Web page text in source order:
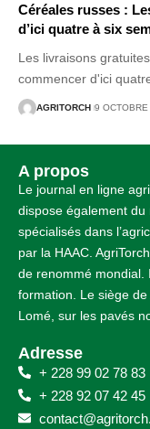
Céréales russes :
d’ici quatre à six
Les livraisons
commencer d'ici
AGRITORCH 9
A propos
Le journal en ligne
dispose également
spécialisés dans
par la HAAC.
de renommé mondial.
formation. Le siège
Lomé, sur les pavés
Adresse
+ 228 99 02 78 83
+ 228 92 07 42 45